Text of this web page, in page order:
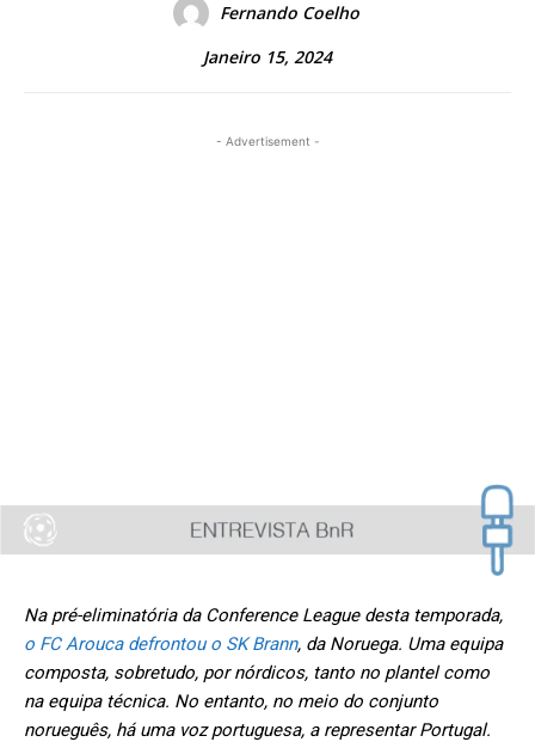
Fernando Coelho
Janeiro 15, 2024
- Advertisement -
Na pré-eliminatória da Conference League desta temporada,
o FC Arouca defrontou o SK Brann, da Noruega. Uma equipa
composta, sobretudo, por nórdicos, tanto no plantel como
na equipa técnica. No entanto, no meio do conjunto
norueguês, há uma voz portuguesa, a representar Portugal.